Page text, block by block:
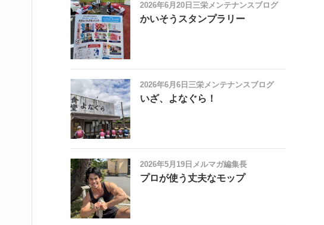
2026年6月20日 三栄メンテナンスブログ
かいそうスタンプラリー
2026年6月6日 三栄メンテナンスブログ
いざ、よなぐら！
2026年5月19日 メルマガ編集長
プロが使う丈夫なモップ